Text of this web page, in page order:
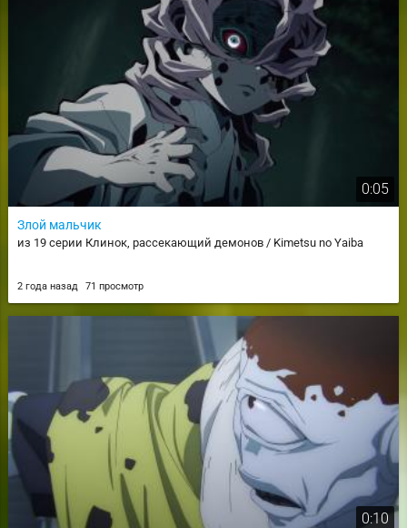
0:05
Злой мальчик
из 19 серии Клинок, рассекающий демонов / Kimetsu no Yaiba
2 года назад 71 просмотр
0:10